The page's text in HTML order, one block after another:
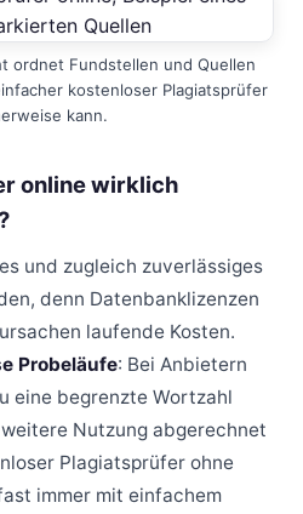
ordnet Fundstellen und Quellen
kostenloser Plagiatsprüfer
kann.
online wirklich
und zugleich zuverlässiges
denn Datenbanklizenzen
laufende Kosten.
Probeläufe: Bei Anbietern
eine begrenzte Wortzahl
Nutzung abgerechnet
Plagiatsprüfer ohne
immer mit einfachem